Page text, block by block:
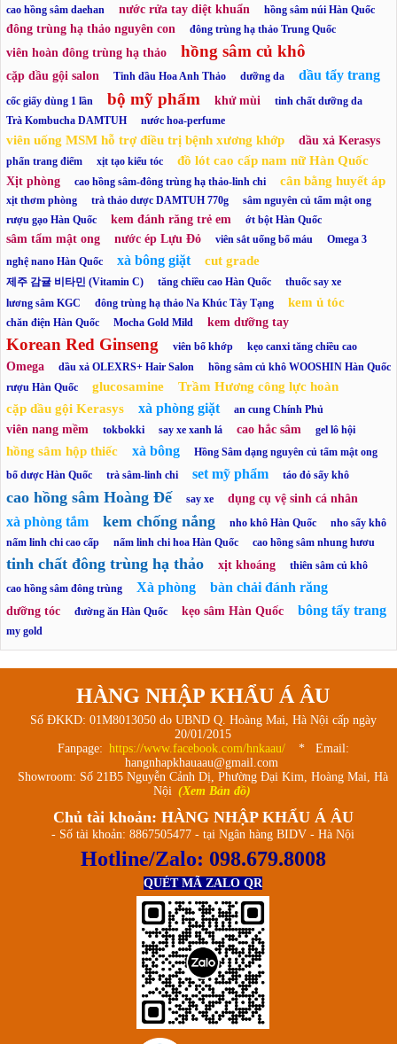
cao hồng sâm daehan nước rửa tay diệt khuẩn hồng sâm núi Hàn Quốc
đông trùng hạ thảo nguyên con đông trùng hạ thảo Trung Quốc
viên hoàn đông trùng hạ thảo hồng sâm củ khô
cặp dầu gội salon Tinh dầu Hoa Anh Thảo dưỡng da dầu tẩy trang
cốc giấy dùng 1 lần bộ mỹ phẩm khử mùi
tinh chất dưỡng da
Trà Kombucha DAMTUH
nước hoa-perfume
viên uống MSM hỗ trợ điều trị bệnh xương khớp dầu xả Kerasys
phấn trang điểm xịt tạo kiểu tóc đồ lót cao cấp nam nữ Hàn Quốc
Xịt phòng cao hồng sâm-đông trùng hạ thảo-linh chi cân bằng huyết áp
xịt thơm phòng trà thảo dược DAMTUH 770g
sâm nguyên củ tẩm mật ong
rượu gạo Hàn Quốc
kem đánh răng trẻ em ớt bột Hàn Quốc
sâm tẩm mật ong nước ép Lựu Đỏ viên sắt uống bổ máu
Omega 3
nghệ nano Hàn Quốc
xà bông giặt cut grade
제주 감귤 비타민 (Vitamin C) tăng chiều cao Hàn Quốc
thuốc say xe
lương sâm KGC
đông trùng hạ thảo Na Khúc Tây Tạng kem ủ tóc
chăn điện Hàn Quốc Mocha Gold Mild kem dưỡng tay
Korean Red Ginseng viên bổ khớp kẹo canxi tăng chiều cao
Omega dầu xả OLEXRS+ Hair Salon
hồng sâm củ khô WOOSHIN Hàn Quốc
rượu Hàn Quốc
glucosamine
Trầm Hương công lực hoàn
cặp dầu gội Kerasys
xà phòng giặt an cung Chính Phủ
viên nang mềm tokbokki say xe xanh lá cao hắc sâm gel lô hội
hồng sâm hộp thiếc xà bông
Hồng Sâm dạng nguyên củ tẩm mật ong
bổ dược Hàn Quốc
trà sâm-linh chi set mỹ phẩm táo đỏ sấy khô
cao hồng sâm Hoàng Đế say xe dụng cụ vệ sinh cá nhân
xà phòng tắm kem chống nắng nho khô Hàn Quốc
nho sấy khô
nấm linh chi cao cấp
nấm linh chi hoa Hàn Quốc cao hồng sâm nhung hươu
tinh chất đông trùng hạ thảo xịt khoáng
thiên sâm củ khô
cao hồng sâm đông trùng
Xà phòng bàn chải đánh răng
dưỡng tóc đường ăn Hàn Quốc kẹo sâm Hàn Quốc bông tẩy trang
my gold
HÀNG NHẬP KHẨU Á ÂU
Số ĐKKD: 01M8013050 do UBND Q. Hoàng Mai, Hà Nội cấp ngày
20/01/2015
Fanpage: https://www.facebook.com/hnkaau/
* Email:
hangnhapkhauaau@gmail.com
Showroom: Số 21B5 Nguyễn Cảnh Dị, Phường Đại Kim, Hoàng Mai, Hà
Nội (Xem Bản đồ)
Chủ tài khoản: HÀNG NHẬP KHẨU Á ÂU
- Số tài khoản: 8867505477 - tại Ngân hàng BIDV - Hà Nội
Hotline/Zalo: 098.679.8008
QUÉT MÃ ZALO QR